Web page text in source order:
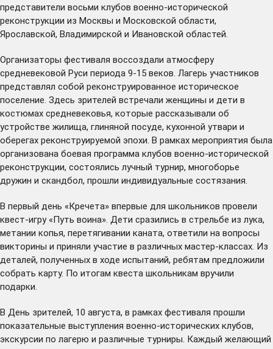
представители восьми клубов военно-исторической
реконструкции из Москвы и Московской области,
Ярославской, Владимирской и Ивановской областей.
Организаторы фестиваля воссоздали атмосферу
средневековой Руси периода 9-15 веков. Лагерь участников
представлял собой реконструированное историческое
поселение. Здесь зрителей встречали женщины и дети в
костюмах средневековья, которые рассказывали об
устройстве жилища, глиняной посуде, кухонной утвари и
оберегах реконструируемой эпохи. В рамках мероприятия была
организована боевая программа клубов военно-исторической
реконструкции, состоялись лучный турнир, многоборье
дружин и скандбол, прошли индивидуальные состязания.
В первый день «Кречета» впервые для школьников провели
квест-игру «Путь воина». Дети сразились в стрельбе из лука,
метании копья, перетягивании каната, ответили на вопросы
викторины и приняли участие в различных мастер-классах. Из
деталей, полученных в ходе испытаний, ребятам предложили
собрать карту. По итогам квеста школьникам вручили
подарки.
В День зрителей, 10 августа, в рамках фестиваля прошли
показательные выступления военно-исторических клубов,
экскурсии по лагерю и различные турниры. Каждый желающий